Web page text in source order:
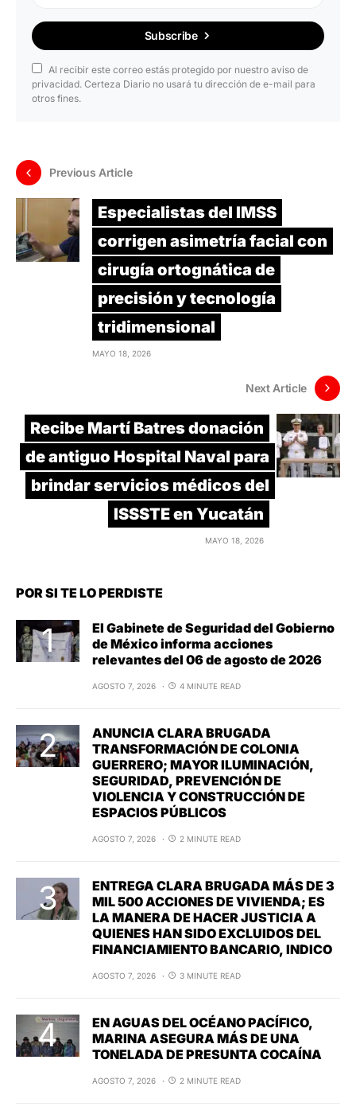
Subscribe
Al recibir este correo estás protegido por nuestro aviso de
privacidad. Certeza Diario no usará tu dirección de e-mail para
otros fines.
Previous Article
Especialistas del IMSS
corrigen asimetría facial con
cirugía ortognática de
precisión y tecnología
tridimensional
MAYO 18, 2026
Next Article
Recibe Martí Batres donación
de antiguo Hospital Naval para
brindar servicios médicos del
ISSSTE en Yucatán
MAYO 18, 2026
POR SI TE LO PERDISTE
El Gabinete de Seguridad del Gobierno
de México informa acciones
relevantes del 06 de agosto de 2026
AGOSTO 7, 2026 4 MINUTE READ
ANUNCIA CLARA BRUGADA
TRANSFORMACIÓN DE COLONIA
GUERRERO; MAYOR ILUMINACIÓN,
SEGURIDAD, PREVENCIÓN DE
VIOLENCIA Y CONSTRUCCIÓN DE
ESPACIOS PÚBLICOS
AGOSTO 7, 2026 2 MINUTE READ
ENTREGA CLARA BRUGADA MÁS DE 3
MIL 500 ACCIONES DE VIVIENDA; ES
LA MANERA DE HACER JUSTICIA A
QUIENES HAN SIDO EXCLUIDOS DEL
FINANCIAMIENTO BANCARIO, INDICO
AGOSTO 7, 2026 3 MINUTE READ
EN AGUAS DEL OCÉANO PACÍFICO,
MARINA ASEGURA MÁS DE UNA
TONELADA DE PRESUNTA COCAÍNA
AGOSTO 7, 2026 2 MINUTE READ